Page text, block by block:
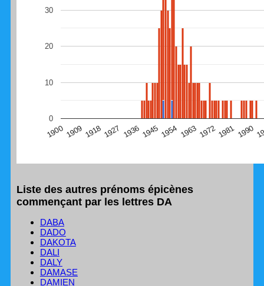
1900 1909 1918 1927 1936 1945 1954 1963 19721981 1990
0
10
20
30
navigateur Safari en ce moment)
Liste des autres prénoms épicènes
commençant par les lettres DA
DABA
DADO
DAKOTA
DALI
DALY
DAMASE
DAMIEN